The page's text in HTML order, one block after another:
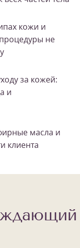
кожи и
не
за кожей:
и
масла и
клиента